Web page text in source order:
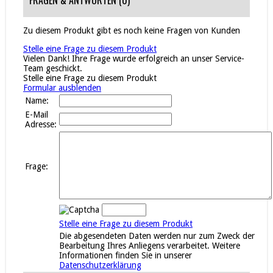
Zu diesem Produkt gibt es noch keine Fragen von Kunden
Stelle eine Frage zu diesem Produkt
Vielen Dank! Ihre Frage wurde erfolgreich an unser Service-
Team geschickt.
Stelle eine Frage zu diesem Produkt
Formular ausblenden
Name:
E-Mail
Adresse:
Frage:
Stelle eine Frage zu diesem Produkt
Die abgesendeten Daten werden nur zum Zweck der
Bearbeitung Ihres Anliegens verarbeitet. Weitere
Informationen finden Sie in unserer
Datenschutzerklärung